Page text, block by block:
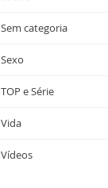
Sem categoria
Sexo
TOP e Série
Vida
Vídeos